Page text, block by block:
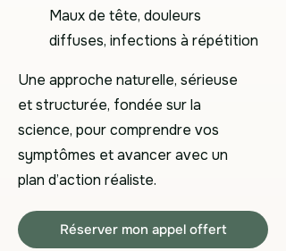
Maux de tête, douleurs
diffuses, infections à répétition
Une approche naturelle, sérieuse
et structurée, fondée sur la
science, pour comprendre vos
symptômes et avancer avec un
plan d’action réaliste.
Réserver mon appel offert